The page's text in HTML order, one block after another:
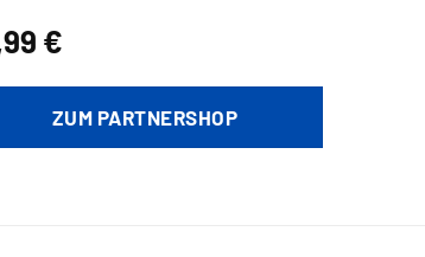
€
ZUM PARTNERSHOP